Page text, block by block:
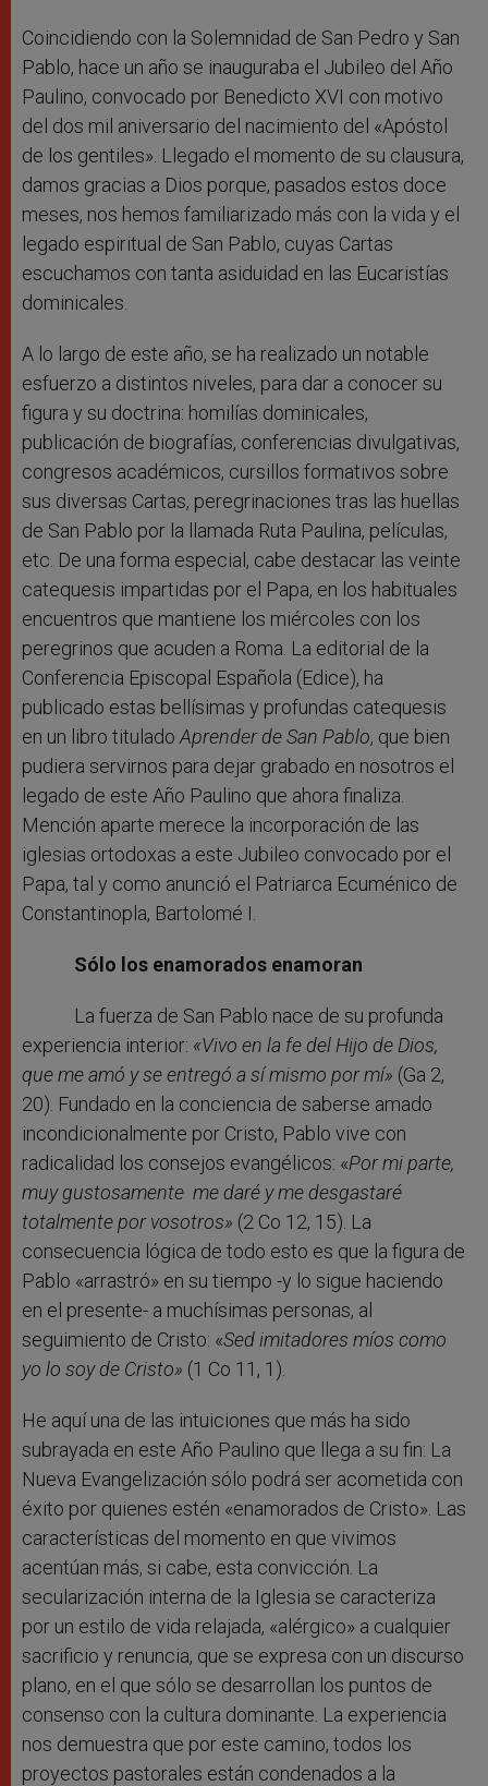
Coincidiendo con la Solemnidad de San Pedro y San
Pablo, hace un año se inauguraba el Jubileo del Año
Paulino, convocado por Benedicto XVI con motivo
del dos mil aniversario del nacimiento del «Apóstol
de los gentiles». Llegado el momento de su clausura,
damos gracias a Dios porque, pasados estos doce
meses, nos hemos familiarizado más con la vida y el
legado espiritual de San Pablo, cuyas Cartas
escuchamos con tanta asiduidad en las Eucaristías
dominicales.
A lo largo de este año, se ha realizado un notable
esfuerzo a distintos niveles, para dar a conocer su
figura y su doctrina: homilías dominicales,
publicación de biografías, conferencias divulgativas,
congresos académicos, cursillos formativos sobre
sus diversas Cartas, peregrinaciones tras las huellas
de San Pablo por la llamada Ruta Paulina, películas,
etc. De una forma especial, cabe destacar las veinte
catequesis impartidas por el Papa, en los habituales
encuentros que mantiene los miércoles con los
peregrinos que acuden a Roma. La editorial de la
Conferencia Episcopal Española (Edice), ha
publicado estas bellísimas y profundas catequesis
en un libro tituladoAprender de San Pablo, que bien
pudiera servirnos para dejar grabado en nosotros el
legado de este Año Paulino que ahora finaliza.
Mención aparte merece la incorporación de las
iglesias ortodoxas a este Jubileo convocado por el
Papa, tal y como anunció el Patriarca Ecuménico de
Constantinopla, Bartolomé I.
Sólo los enamorados enamoran
La fuerza de San Pablo nace de su profunda
experiencia interior: «Vivo en la fe del Hijo de Dios,
que me amó y se entregó a sí mismo por mí» (Ga 2,
20). Fundado en la conciencia de saberse amado
incondicionalmente por Cristo, Pablo vive con
radicalidad los consejos evangélicos: «Por mi parte,
muy gustosamente me daré y me desgastaré
totalmente por vosotros» (2 Co 12, 15). La
consecuencia lógica de todo esto es que la figura de
Pablo «arrastró» en su tiempo -y lo sigue haciendo
en el presente- a muchísimas personas, al
seguimiento de Cristo: «Sed imitadores míos como
yo lo soy de Cristo» (1 Co 11, 1).
He aquí una de las intuiciones que más ha sido
subrayada en este Año Paulino que llega a su fin: La
Nueva Evangelización sólo podrá ser acometida con
éxito por quienes estén «enamorados de Cristo». Las
características del momento en que vivimos
acentúan más, si cabe, esta convicción. La
secularización interna de la Iglesia se caracteriza
por un estilo de vida relajada, «alérgico» a cualquier
sacrificio y renuncia, que se expresa con un discurso
plano, en el que sólo se desarrollan los puntos de
consenso con la cultura dominante. La experiencia
nos demuestra que por este camino, todos los
proyectos pastorales están condenados a la